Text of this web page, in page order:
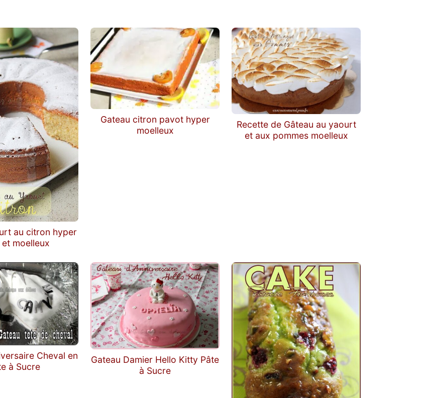
au citron hyper
moelleux
Gateau citron pavot hyper
moelleux
Recette de Gâteau au yaourt
et aux pommes moelleux
Cheval en
à Sucre
Gateau Damier Hello Kitty Pâte
à Sucre